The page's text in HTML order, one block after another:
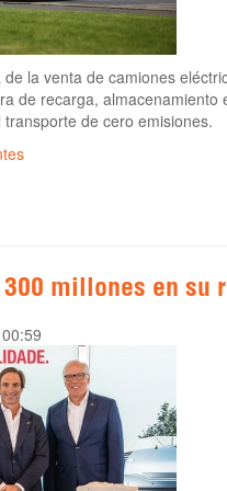
de la venta de camiones
de recarga,
de cero emisiones.
millones en su